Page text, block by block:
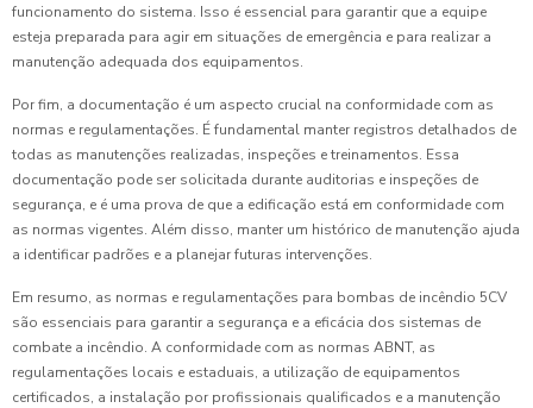
funcionamento do sistema. Isso é essencial para garantir que a equipe
esteja preparada para agir em situações de emergência e para realizar a
manutenção adequada dos equipamentos.
Por fim, a documentação é um aspecto crucial na conformidade com as
normas e regulamentações. É fundamental manter registros detalhados de
todas as manutenções realizadas, inspeções e treinamentos. Essa
documentação pode ser solicitada durante auditorias e inspeções de
segurança, e é uma prova de que a edificação está em conformidade com
as normas vigentes. Além disso, manter um histórico de manutenção ajuda
a identificar padrões e a planejar futuras intervenções.
Em resumo, as normas e regulamentações para bombas de incêndio 5CV
são essenciais para garantir a segurança e a eficácia dos sistemas de
combate a incêndio. A conformidade com as normas ABNT, as
regulamentações locais e estaduais, a utilização de equipamentos
certificados, a instalação por profissionais qualificados e a manutenção